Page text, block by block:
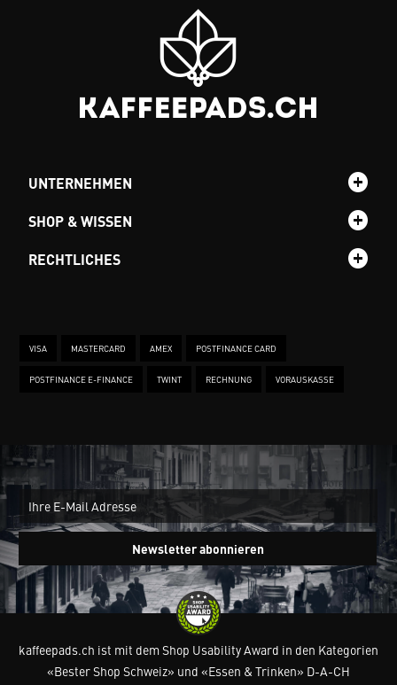
UNTERNEHMEN
SHOP & WISSEN
RECHTLICHES
VISA MASTERCARD AMEX POSTFINANCE CARD
POSTFINANCE E-FINANCE TWINT RECHNUNG VORAUSKASSE
Newsletter abonnieren
kaffeepads.ch ist mit dem Shop Usability Award in den Kategorien
«Bester Shop Schweiz» und «Essen & Trinken» D-A-CH